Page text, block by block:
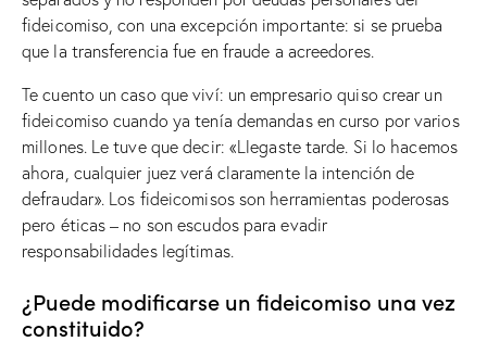
fideicomiso, con una excepción importante: si se prueba
que la transferencia fue en fraude a acreedores.
Te cuento un caso que viví: un empresario quiso crear un
fideicomiso cuando ya tenía demandas en curso por varios
millones. Le tuve que decir: «Llegaste tarde. Si lo hacemos
ahora, cualquier juez verá claramente la intención de
defraudar». Los fideicomisos son herramientas poderosas
pero éticas – no son escudos para evadir
responsabilidades legítimas.
¿Puede modificarse un fideicomiso una vez
constituido?